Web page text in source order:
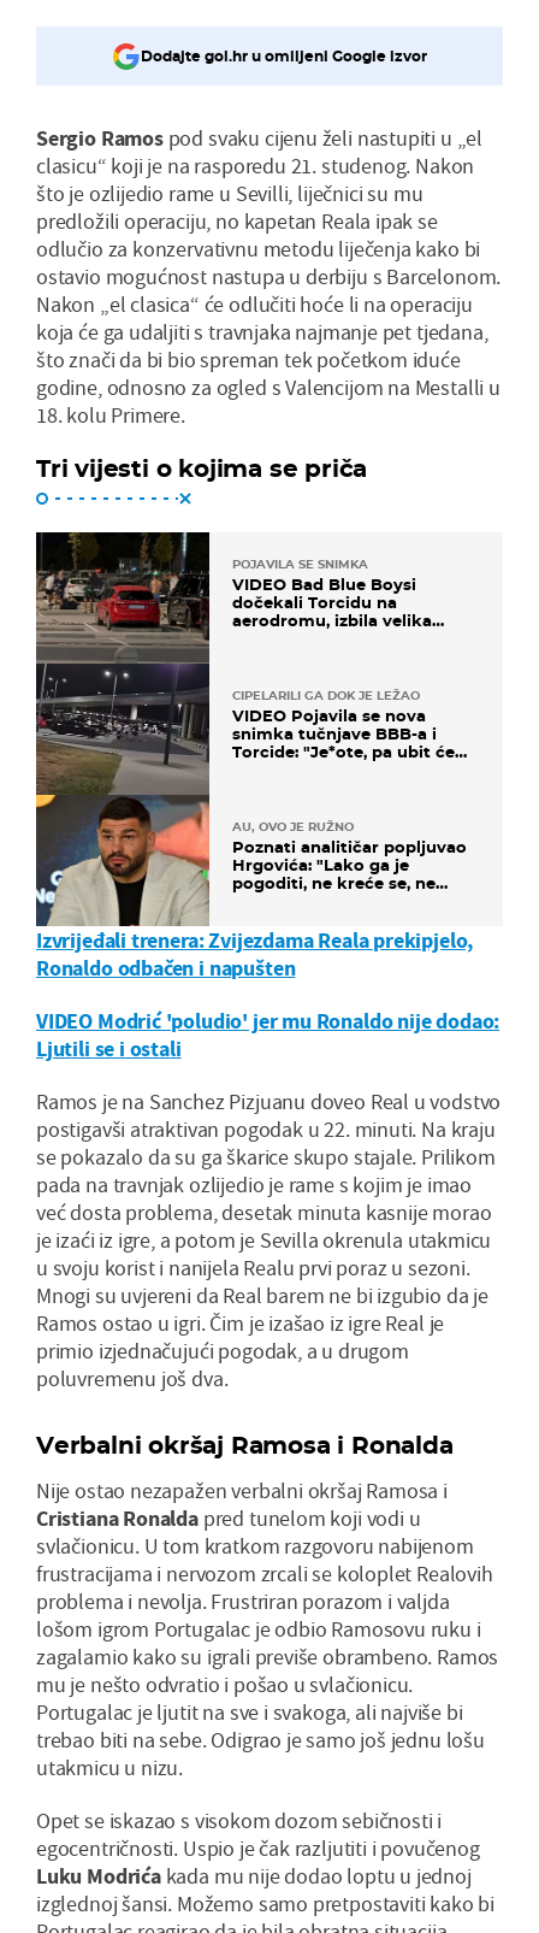
Dodajte gol.hr u omiljeni Google izvor
Sergio Ramospod svaku cijenu želi nastupiti u „el
clasicu“ koji je na rasporedu 21. studenog. Nakon
što je ozlijedio rame u Sevilli, liječnici su mu
predložili operaciju, no kapetan Reala ipak se
odlučio za konzervativnu metodu liječenja kako bi
ostavio mogućnost nastupa u derbiju s Barcelonom.
Nakon „el clasica“ će odlučiti hoće li na operaciju
koja će ga udaljiti s travnjaka najmanje pet tjedana,
što znači da bi bio spreman tek početkom iduće
godine, odnosno za ogled s Valencijom na Mestalli u
18. kolu Primere.
Tri vijesti o kojima se priča
POJAVILA SE SNIMKA
VIDEO Bad Blue Boysi
dočekali Torcidu na
aerodromu, izbila velika
CIPELARILI GA DOK JE LEŽAO
VIDEO Pojavila se nova
snimka tučnjave BBB-a i
Torcide: "Je*ote, pa ubit će
AU, OVO JE RUŽNO
Poznati analitičar popljuvao
Hrgovića: "Lako ga je
pogoditi, ne kreće se, ne
Izvrijeđali trenera: Zvijezdama Reala prekipjelo,
Ronaldo odbačen i napušten
VIDEO Modrić 'poludio' jer mu Ronaldo nije dodao:
Ljutili se i ostali
Ramos je na Sanchez Pizjuanu doveo Real u vodstvo
postigavši atraktivan pogodak u 22. minuti. Na kraju
se pokazalo da su ga škarice skupo stajale. Prilikom
pada na travnjak ozlijedio je rame s kojim je imao
već dosta problema, desetak minuta kasnije morao
je izaći iz igre, a potom je Sevilla okrenula utakmicu
u svoju korist i nanijela Realu prvi poraz u sezoni.
Mnogi su uvjereni da Real barem ne bi izgubio da je
Ramos ostao u igri. Čim je izašao iz igre Real je
primio izjednačujući pogodak, a u drugom
poluvremenu još dva.
Verbalni okršaj Ramosa i Ronalda
Nije ostao nezapažen verbalni okršaj Ramosa i
Cristiana Ronaldapred tunelom koji vodi u
svlačionicu. U tom kratkom razgovoru nabijenom
frustracijama i nervozom zrcali se koloplet Realovih
problema i nevolja. Frustriran porazom i valjda
lošom igrom Portugalac je odbio Ramosovu ruku i
zagalamio kako su igrali previše obrambeno. Ramos
mu je nešto odvratio i pošao u svlačionicu.
Portugalac je ljutit na sve i svakoga, ali najviše bi
trebao biti na sebe. Odigrao je samo još jednu lošu
utakmicu u nizu.
Opet se iskazao s visokom dozom sebičnosti i
egocentričnosti. Uspio je čak razljutiti i povučenog
Luku Modrićakada mu nije dodao loptu u jednoj
izglednoj šansi. Možemo samo pretpostaviti kako bi